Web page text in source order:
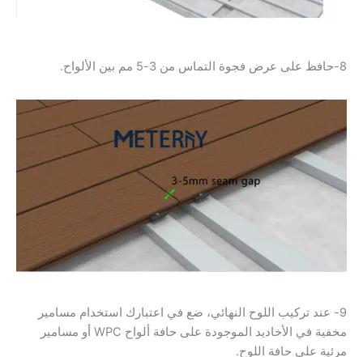
8-حافظ على عرض فجوة التماس من 3-5 مم بين الألواح.
9- عند تركيب اللوح النهائي، ضع في اعتبارك استخدام مسامير
مخفية في الأخاديد الموجودة على حافة ألواح WPC أو مسامير
مرئية على حافة اللوح.